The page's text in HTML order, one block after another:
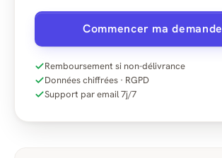
Commencer ma demande
Remboursement si non-délivrance
Données chiffrées · RGPD
Support par email 7j/7